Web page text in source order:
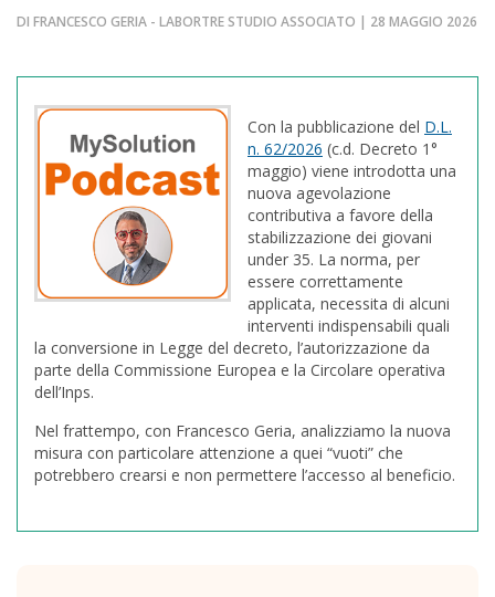
DI FRANCESCO GERIA - LABORTRE STUDIO ASSOCIATO | 28 MAGGIO 2026
Con la pubblicazione del D.L.
n. 62/2026 (c.d. Decreto 1°
maggio) viene introdotta una
nuova agevolazione
contributiva a favore della
stabilizzazione dei giovani
under 35. La norma, per
essere correttamente
applicata, necessita di alcuni
interventi indispensabili quali
la conversione in Legge del decreto, l’autorizzazione da
parte della Commissione Europea e la Circolare operativa
dell’Inps.
Nel frattempo, con Francesco Geria, analizziamo la nuova
misura con particolare attenzione a quei “vuoti” che
potrebbero crearsi e non permettere l’accesso al beneficio.